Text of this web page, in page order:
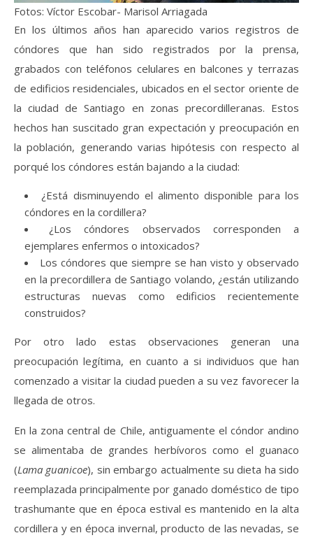
Fotos: Víctor Escobar- Marisol Arriagada
En los últimos años han aparecido varios registros de
cóndores que han sido registrados por la prensa,
grabados con teléfonos celulares en balcones y terrazas
de edificios residenciales, ubicados en el sector oriente de
la ciudad de Santiago en zonas precordilleranas. Estos
hechos han suscitado gran expectación y preocupación en
la población, generando varias hipótesis con respecto al
porqué los cóndores están bajando a la ciudad:
¿Está disminuyendo el alimento disponible para los
cóndores en la cordillera?
¿Los cóndores observados corresponden a
ejemplares enfermos o intoxicados?
Los cóndores que siempre se han visto y observado
en la precordillera de Santiago volando, ¿están utilizando
estructuras nuevas como edificios recientemente
construidos?
Por otro lado estas observaciones generan una
preocupación legítima, en cuanto a si individuos que han
comenzado a visitar la ciudad pueden a su vez favorecer la
llegada de otros.
En la zona central de Chile, antiguamente el cóndor andino
se alimentaba de grandes herbívoros como el guanaco
(Lama guanicoe), sin embargo actualmente su dieta ha sido
reemplazada principalmente por ganado doméstico de tipo
trashumante que en época estival es mantenido en la alta
cordillera y en época invernal, producto de las nevadas, se